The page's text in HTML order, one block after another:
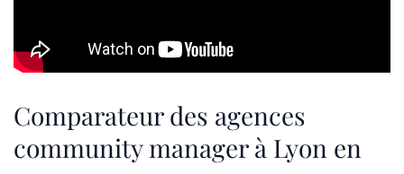
Comparateur des agences
community manager à Lyon en